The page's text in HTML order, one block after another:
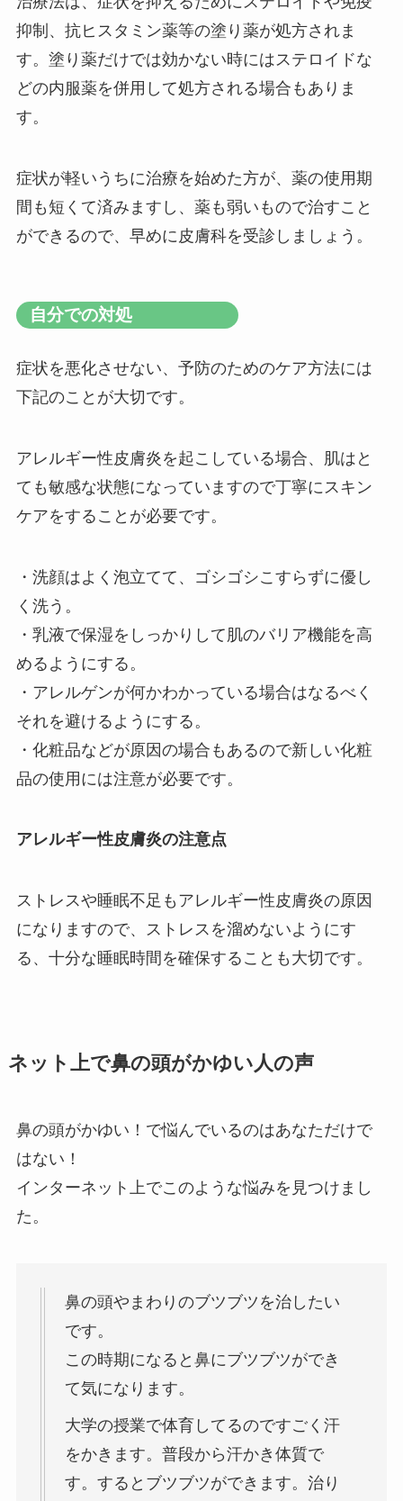
抑制、抗ヒスタミン薬等の塗り薬が処方されま
す。塗り薬だけでは効かない時にはステロイドな
どの内服薬を併用して処方される場合もありま
す。
症状が軽いうちに治療を始めた方が、薬の使用期
間も短くて済みますし、薬も弱いもので治すこと
ができるので、早めに皮膚科を受診しましょう。
自分での対処
症状を悪化させない、予防のためのケア方法には
下記のことが大切です。
アレルギー性皮膚炎を起こしている場合、肌はと
ても敏感な状態になっていますので丁寧にスキン
ケアをすることが必要です。
・洗顔はよく泡立てて、ゴシゴシこすらずに優し
く洗う。
・乳液で保湿をしっかりして肌のバリア機能を高
めるようにする。
・アレルゲンが何かわかっている場合はなるべく
それを避けるようにする。
・化粧品などが原因の場合もあるので新しい化粧
品の使用には注意が必要です。
アレルギー性皮膚炎の注意点
ストレスや睡眠不足もアレルギー性皮膚炎の原因
になりますので、ストレスを溜めないようにす
る、十分な睡眠時間を確保することも大切です。
ネット上で鼻の頭がかゆい人の声
鼻の頭がかゆい！で悩んでいるのはあなただけで
はない！
インターネット上でこのような悩みを見つけまし
た。
鼻の頭やまわりのブツブツを治したい
です。
この時期になると鼻にブツブツができ
て気になります。
大学の授業で体育してるのですごく汗
をかきます。普段から汗かき体質で
す。するとブツブツができます。治り